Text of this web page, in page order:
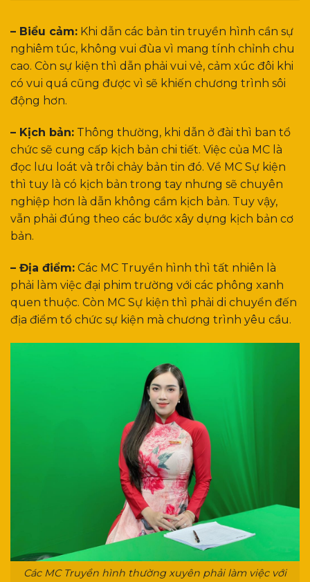
– Biểu cảm: Khi dẫn các bản tin truyền hình cần sự
nghiêm túc, không vui đùa vì mang tính chỉnh chu
cao. Còn sự kiện thì dẫn phải vui vẻ, cảm xúc đôi khi
có vui quá cũng được vì sẽ khiến chương trình sôi
động hơn.
– Kịch bản: Thông thường, khi dẫn ở đài thì ban tổ
chức sẽ cung cấp kịch bản chi tiết. Việc của MC là
đọc lưu loát và trôi chảy bản tin đó. Về MC Sự kiện
thì tuy là có kịch bản trong tay nhưng sẽ chuyên
nghiệp hơn là dẫn không cầm kịch bản. Tuy vậy,
vẫn phải đúng theo các bước xây dựng kịch bản cơ
bản.
– Địa điểm: Các MC Truyền hình thì tất nhiên là
phải làm việc đại phim trường với các phông xanh
quen thuộc. Còn MC Sự kiện thì phải di chuyển đến
địa điểm tổ chức sự kiện mà chương trình yêu cầu.
Các MC Truyền hình thường xuyên phải làm việc với